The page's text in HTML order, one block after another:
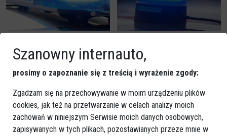
złotych w Ostrołęce!
Ostrożnie z linkami od
Złodziei spłoszył
przypadkowy przechodzeń!
Szanowny internauto,
prosimy o zapoznanie się z treścią i wyrażenie zgody:
Zgadzam się na przechowywanie w moim urządzeniu plików
cookies, jak też na przetwarzanie w celach analizy moich
zachowań w niniejszym Serwisie moich danych osobowych,
zapisywanych w tych plikach, pozostawianych przeze mnie w